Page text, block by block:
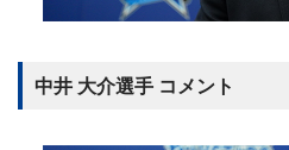
中井 大介選手 コメント